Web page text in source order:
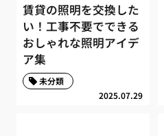
賃貸の照明を交換した
い！工事不要でできる
おしゃれな照明アイデ
ア集
2025.07.29
未分類